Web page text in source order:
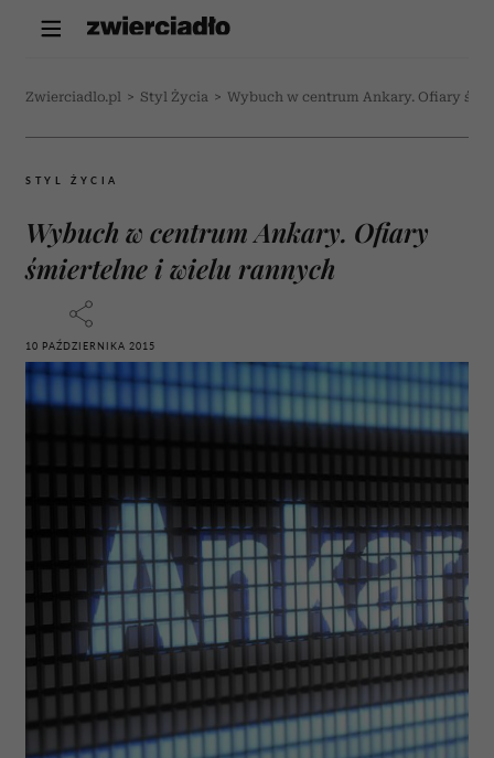
Zwierciadlo.pl > Styl Życia > Wybuch w centrum Ankary. Ofiary
STYL ŻYCIA
Wybuch w centrum Ankary. Ofiary
śmiertelne i wielu rannych
10 PAŹDZIERNIKA 2015